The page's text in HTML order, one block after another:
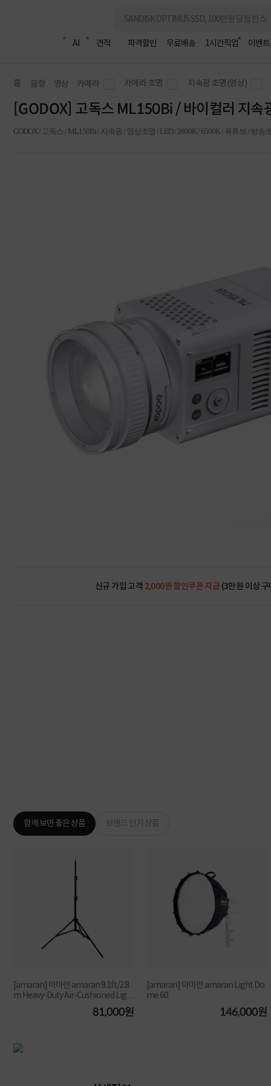
AI 견적 파격할인 무료배송 1시간픽업 이벤트
홈 음향ㆍ영상ㆍ카메라 카메라 조명 지속광 조명(영상)
[GODOX] 고독스 ML150Bi / 바이컬러 지
GODOX / 고독스 / ML150Bi / 지속광 / 영상조명 / LED / 2800K / 6500K / 유튜브 / 방송
신규 가입 고객 2,000원 할인쿠폰 지급 (3만원 이상 구
함께 보면 좋은 상품 브랜드 인기 상품
[amaran] 아마란 amaran 9.1ft/2.8
m Heavy-Duty Air-Cushioned Light
81,000원
[amaran] 아마란 amaran Light Do
me 60
146,000원